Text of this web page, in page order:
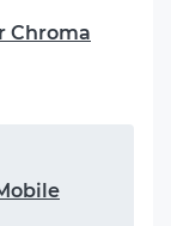
Chroma